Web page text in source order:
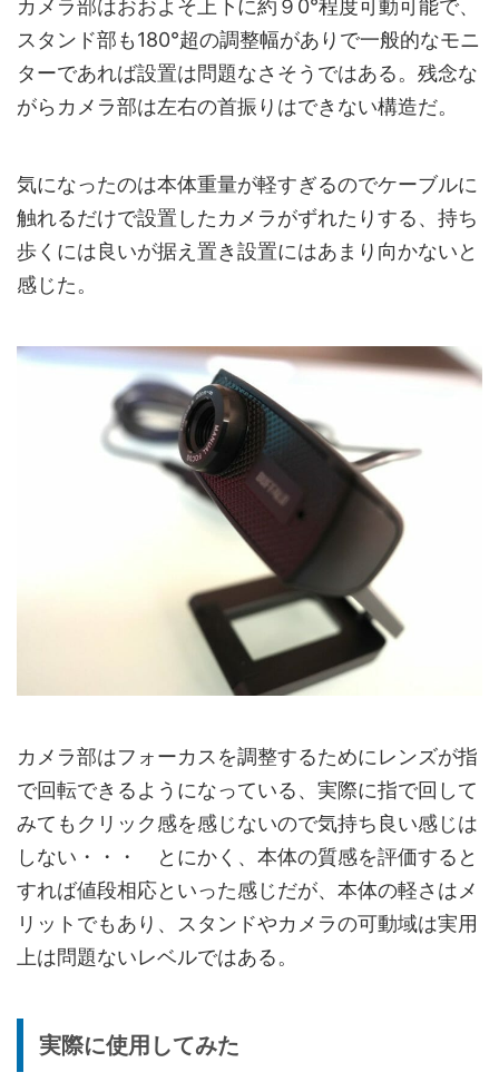
カメラ部はおおよそ上下に約９0°程度可動可能で、
スタンド部も180°超の調整幅がありで一般的なモニ
ターであれば設置は問題なさそうではある。残念な
がらカメラ部は左右の首振りはできない構造だ。
気になったのは本体重量が軽すぎるのでケーブルに
触れるだけで設置したカメラがずれたりする、持ち
歩くには良いが据え置き設置にはあまり向かないと
感じた。
カメラ部はフォーカスを調整するためにレンズが指
で回転できるようになっている、実際に指で回して
みてもクリック感を感じないので気持ち良い感じは
しない・・・ とにかく、本体の質感を評価すると
すれば値段相応といった感じだが、本体の軽さはメ
リットでもあり、スタンドやカメラの可動域は実用
上は問題ないレベルではある。
実際に使用してみた